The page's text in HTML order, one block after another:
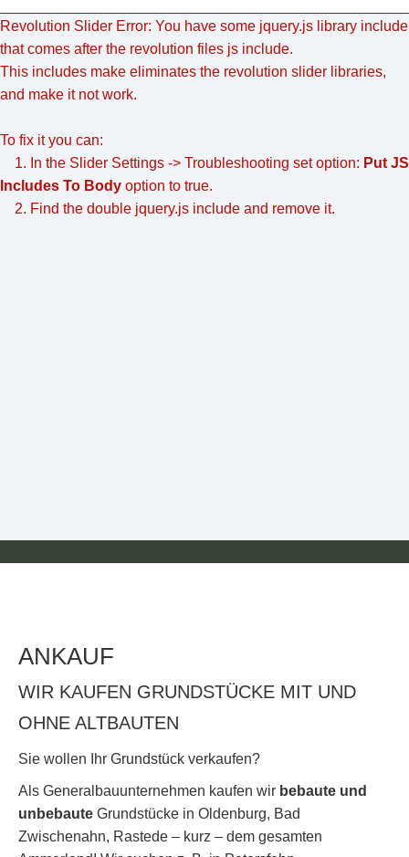
Revolution Slider Error: You have some jquery.js library include
that comes after the revolution files js include.
This includes make eliminates the revolution slider libraries,
and make it not work.
To fix it you can:
1. In the Slider Settings -> Troubleshooting set option: Put JS
Includes To Body option to true.
2. Find the double jquery.js include and remove it.
ANKAUF
WIR KAUFEN GRUNDSTÜCKE MIT UND
OHNE ALTBAUTEN
Sie wollen Ihr Grundstück verkaufen?
Als Generalbauunternehmen kaufen wir bebaute und
unbebaute Grundstücke in Oldenburg, Bad
Zwischenahn, Rastede – kurz – dem gesamten